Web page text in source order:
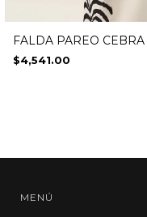
FALDA PAREO CEBRA
$4,541.00
MENÚ